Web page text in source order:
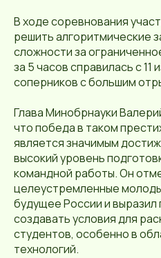
В ходе соревнования
решить алгоритмические
сложности за
за 5 часов справилась с 11
соперников с большим
Глава Минобрнауки
что победа в таком
является значимым
высокий уровень
командной работы. Он
целеустремленные
будущее России и
создавать условия для
студентов, особенно в
технологий.